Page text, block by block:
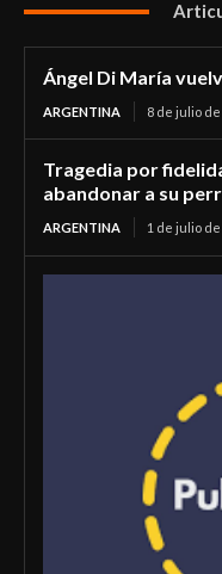
Ángel Di María
ARGENTINA 8 de julio de
Tragedia por
abandonar a su
ARGENTINA 1 de julio de